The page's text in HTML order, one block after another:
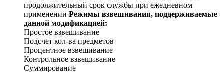
продолжительный срок службы при ежедневном
применении Режимы взвешивания, поддерживаемые
данной модификацией:
Простое взвешивание
Подсчет кол-ва предметов
Процентное взвешивание
Контрольное взвешивание
Суммирование